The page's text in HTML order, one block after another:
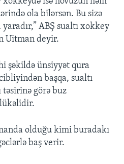
ola bilərsən. Bu sizə
ABŞ sualtı xokkey
Uitman deyir.
şəkildə ünsiyyət qura
başqa, sualtı
təsirinə görə buz
olduğu kimi buradakı
baş verir.